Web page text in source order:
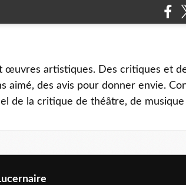
œuvres artistiques. Des critiques et
aimé, des avis pour donner envie.
de la critique de théâtre, de